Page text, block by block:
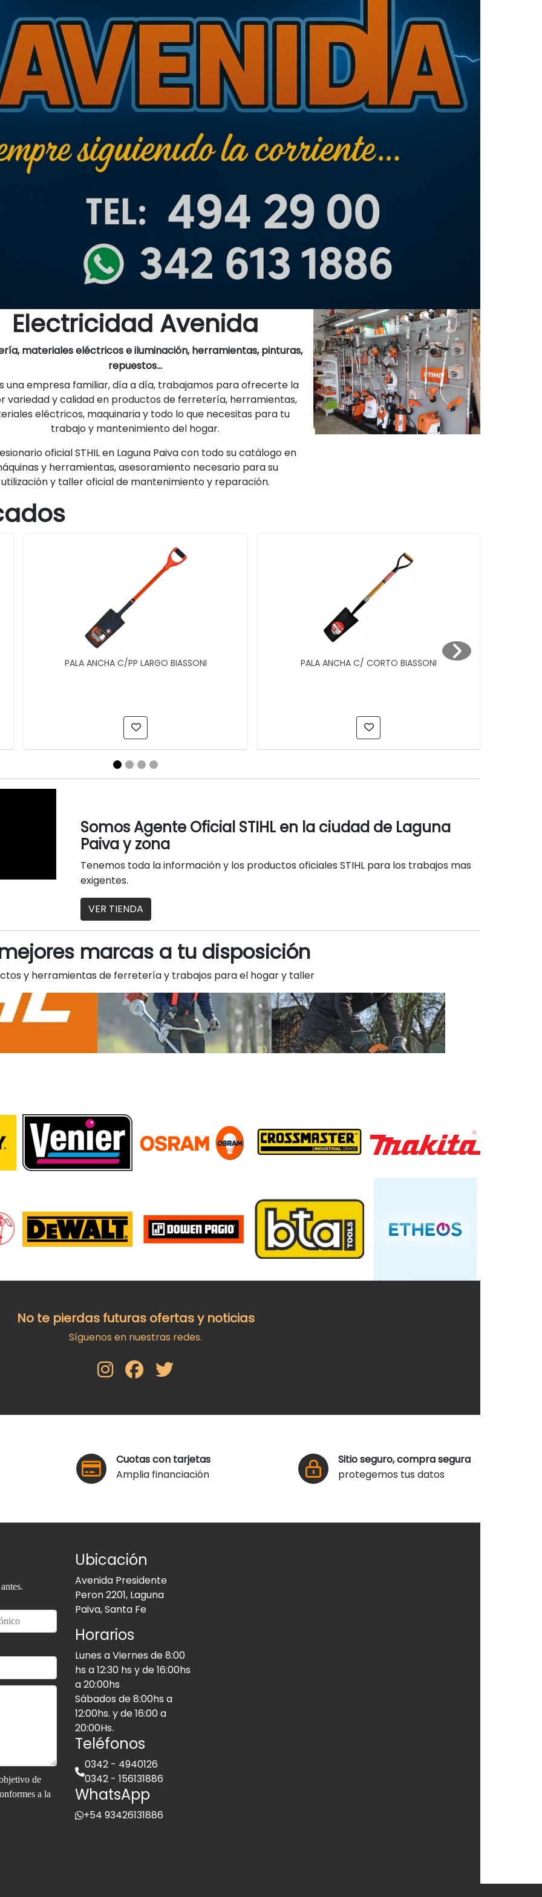
Electricidad Avenida
materiales eléctricos e iluminación, herramientas, pinturas,
repuestos...
una empresa familiar, día a día, trabajamos para ofrecerte la
variedad y calidad en productos de ferretería, herramientas,
eléctricos, maquinaria y todo lo que necesitas para tu
trabajo y mantenimiento del hogar.
oficial STHIL en Laguna Paiva con todo su catálogo en
y herramientas, asesoramiento necesario para su
utilización y taller oficial de mantenimiento y reparación.
PALA ANCHA C/PP LARGO BIASSONI PALA ANCHA C/ CORTO BIASSONI
Somos Agente Oficial STIHL en la ciudad de Laguna
Paiva y zona
Tenemos toda la información y los productos oficiales STIHL para los trabajos mas
exigentes.
VER TIENDA
marcas a tu disposición
y herramientas de ferretería y trabajos para el hogar y taller
No te pierdas futuras ofertas y noticias
Síguenos en nuestras redes.
Cuotas con tarjetas
Amplia financiación
Sitio seguro, compra segura
protegemos tus datos
de
a la
Ubicación
Avenida Presidente
Peron 2201, Laguna
Paiva, Santa Fe
Horarios
Lunes a Viernes de 8:00
hs a 12:30 hs y de 16:00hs
a 20:00hs
Sábados de 8:00hs a
12:00hs. y de 16:00 a
20:00Hs.
Teléfonos
0342 - 4940126
0342 - 156131886
WhatsApp
+54 93426131886